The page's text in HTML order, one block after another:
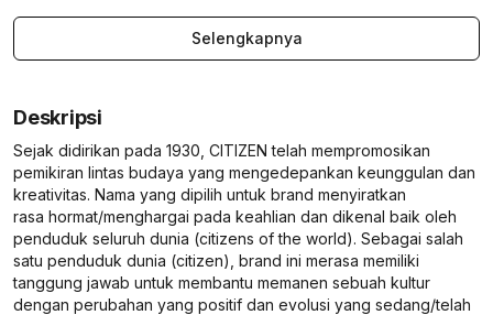
Selengkapnya
Deskripsi
Sejak didirikan pada 1930, CITIZEN telah mempromosikan
pemikiran lintas budaya yang mengedepankan keunggulan dan
kreativitas. Nama yang dipilih untuk brand menyiratkan
rasa hormat/menghargai pada keahlian dan dikenal baik oleh
penduduk seluruh dunia (citizens of the world). Sebagai salah
satu penduduk dunia (citizen), brand ini merasa memiliki
tanggung jawab untuk membantu memanen sebuah kultur
dengan perubahan yang positif dan evolusi yang sedang/telah